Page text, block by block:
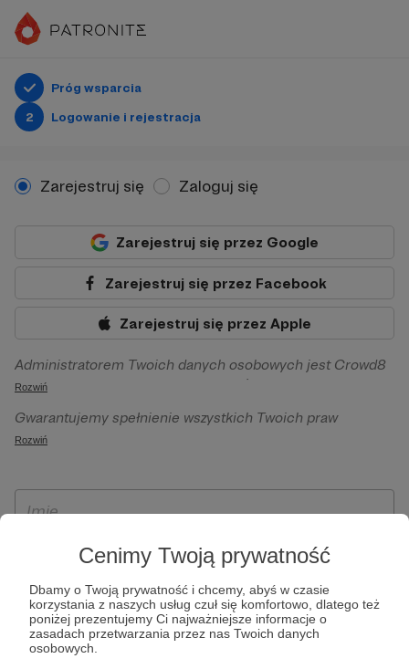
Cenimy Twoją prywatność
Dbamy o Twoją prywatność i chcemy, abyś w czasie
korzystania z naszych usług czuł się komfortowo, dlatego też
poniżej prezentujemy Ci najważniejsze informacje o
zasadach przetwarzania przez nas Twoich danych
osobowych.
Próg wsparcia
2
Logowanie i rejestracja
Zarejestruj się Zaloguj się
Zarejestruj się przez Google
Zarejestruj się przez Facebook
Zarejestruj się przez Apple
Administratorem Twoich danych osobowych jest Crowd8
sp. z o.o. z siedziba w Warszawie, ul. Żwirki i Wigury 16, 02-
092 Warszawa. Twoje dane osobowe będą przetwarzane w
szczególności w celu wykonania umowy zawartej z Tobą, w
Patronite.pl, w tym możliwości dokonywania oraz
otrzymywania wsparcia na naszej platformie oraz
Rozwiń
Gwarantujemy spełnienie wszystkich Twoich praw
wynikających z ogólnego rozporządzenia o ochronie
ich przenoszenia, niepodlegania zautomatyzowanemu
wyrażenia sprzeciwu wobec przetwarzania Twoich danych
osobowych. Rejestracja dla osób niepełnoletnich możliwa
jest po przekazaniu podpisanego formularza "Zgodna na
założenie konta przez osobę niepełnoletnią", formularz
dostępny jest na stronie regulaminu Patronite.pl.
Rozwiń